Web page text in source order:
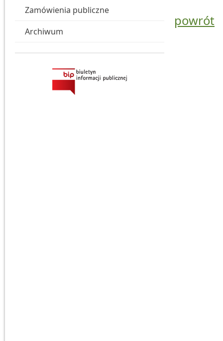
Zamówienia publiczne
Archiwum
powrót